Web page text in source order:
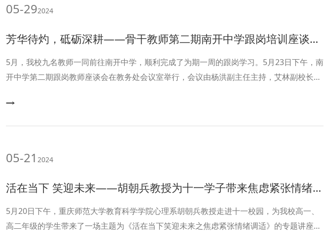
05-292024
芳华待灼，砥砺深耕——骨干教师第二期南开中学跟岗培训座谈会顺利开展
5月，我校九名教师一同前往南开中学，顺利完成了为期一周的跟岗学习。5月23日下午，南
开中学第二期跟岗教师座谈会在教务处会议室举行，会议由杨洪副主任主持，艾林副校长、
05-21 2024
活在当下 笑迎未来——胡朝兵教授为十一学子带来焦虑紧张情绪调适专题心理讲座
5月20日下午，重庆师范大学教育科学学院心理系胡朝兵教授走进十一校园，为我校高一、
高二年级的学生带来了一场主题为《活在当下笑迎未来之焦虑紧张情绪调适》的专题讲座。